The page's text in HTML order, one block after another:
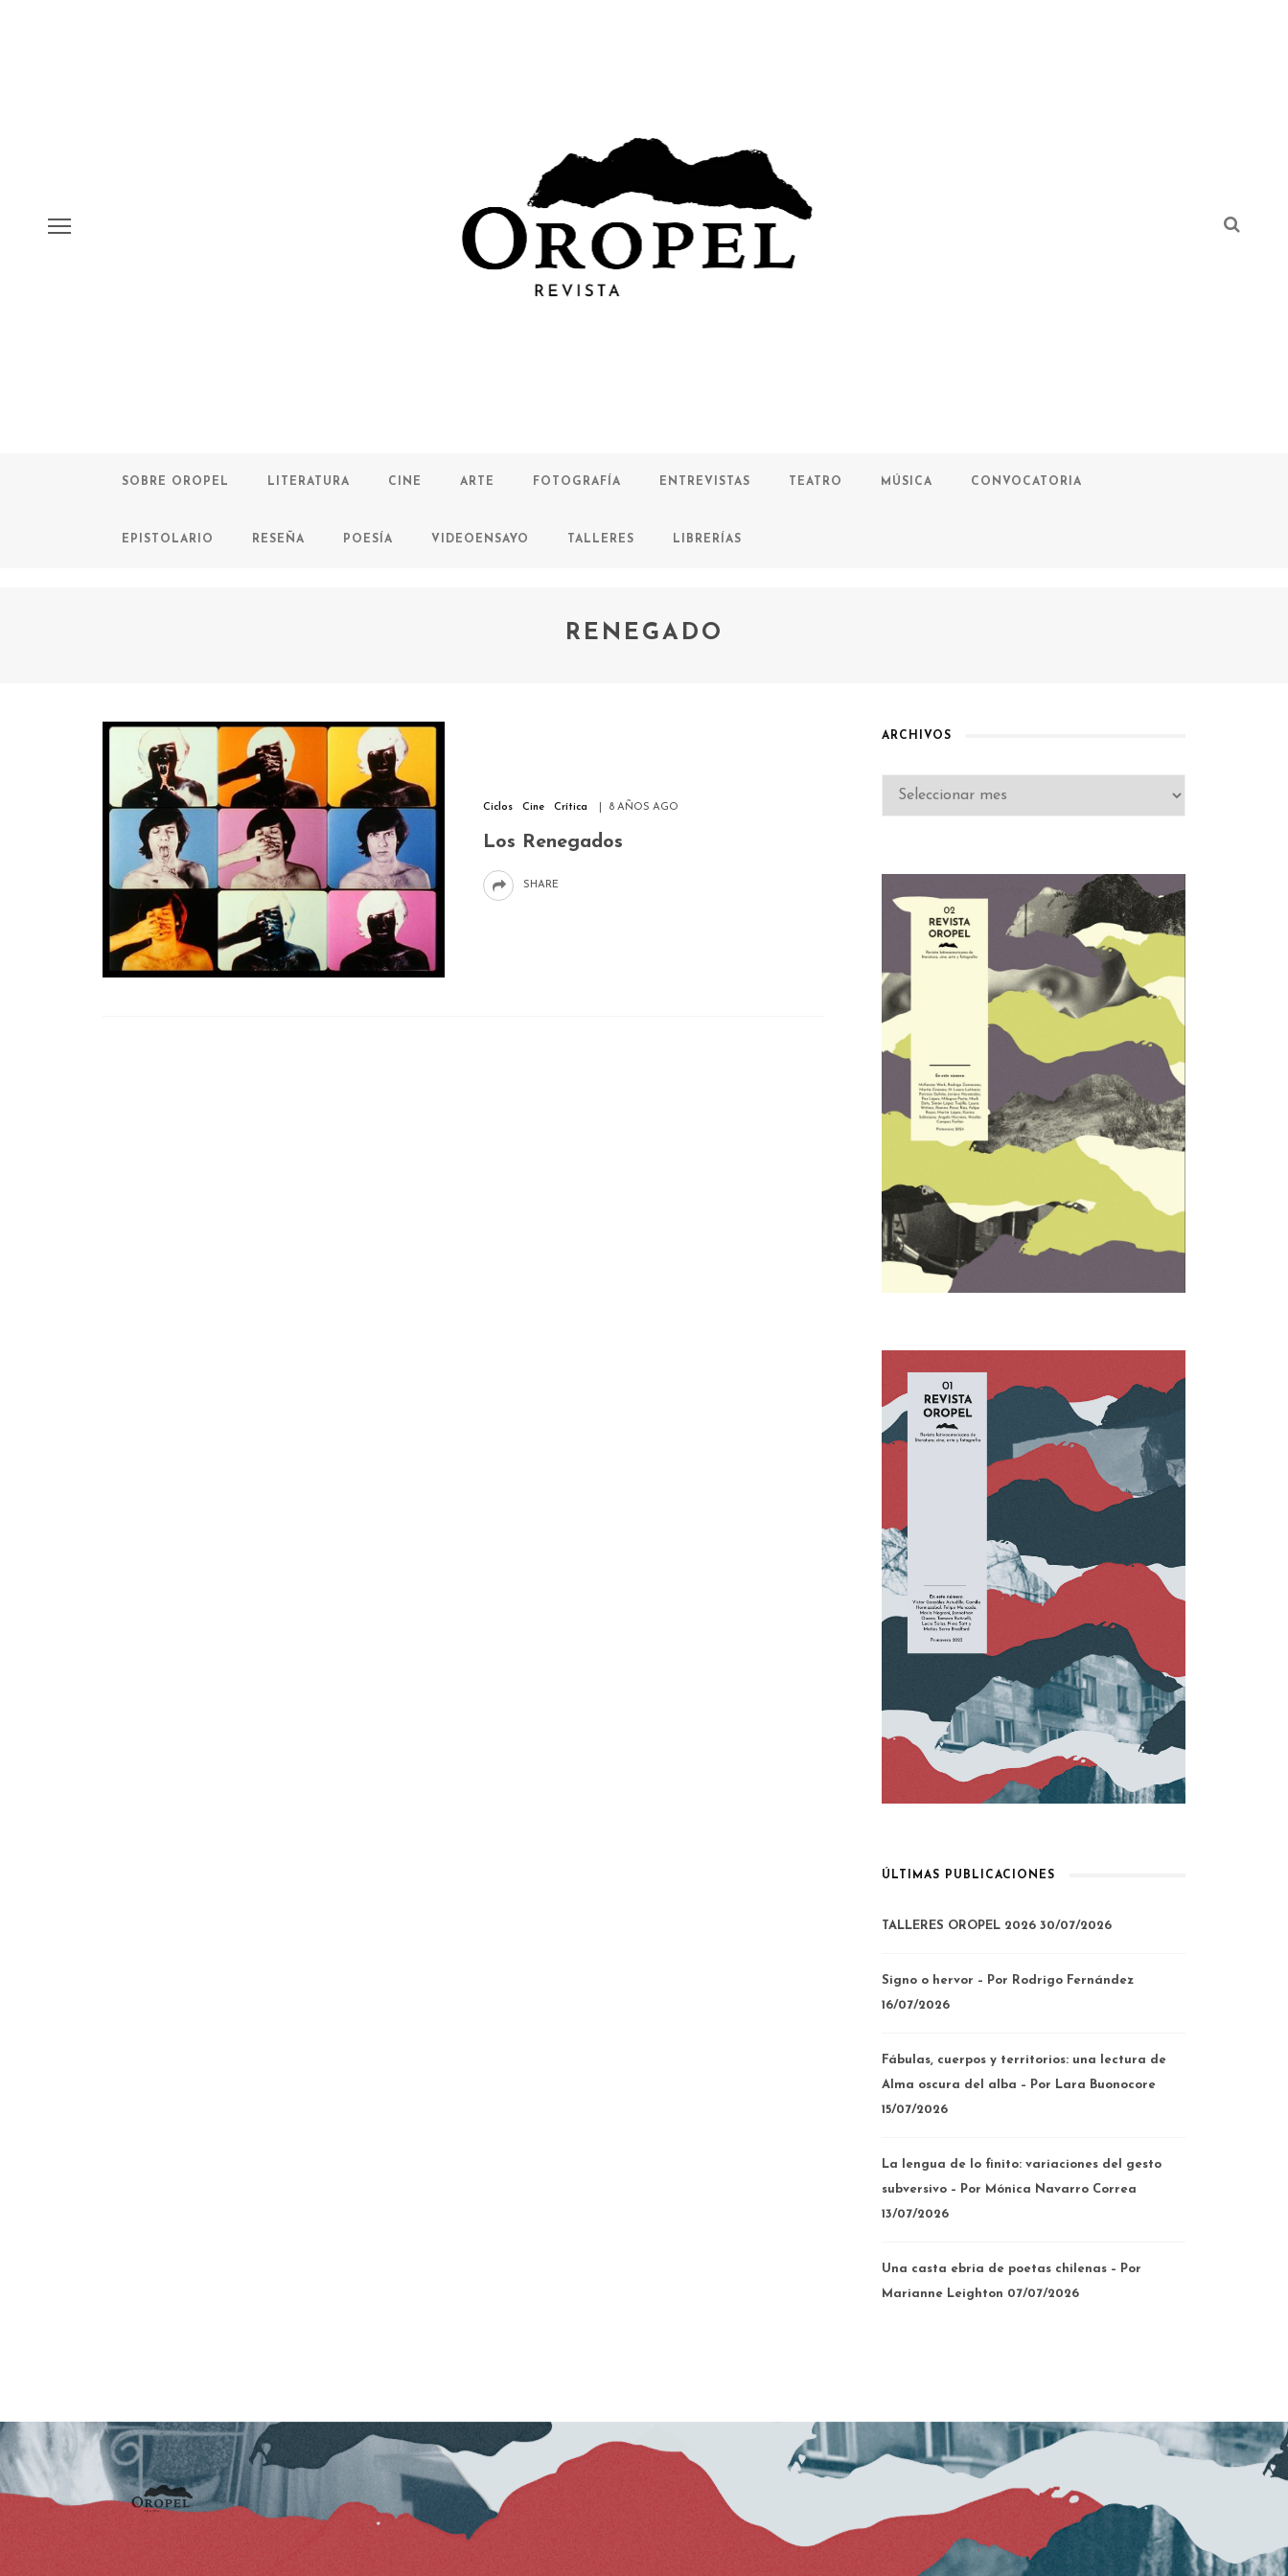
SOBRE OROPEL LITERATURA CINE ARTE FOTOGRAFÍA ENTREVISTAS TEATRO MÚSICA CONVOCATORIA
EPISTOLARIO RESEÑA POESÍA VIDEOENSAYO TALLERES LIBRERÍAS
RENEGADO
Ciclos Cine Crítica 8 AÑOS AGO
Los Renegados
SHARE
ARCHIVOS
ÚLTIMAS PUBLICACIONES
TALLERES OROPEL 2026 30/07/2026
Signo o hervor – Por Rodrigo Fernández
16/07/2026
Fábulas, cuerpos y territorios: una lectura de
Alma oscura del alba – Por Lara Buonocore
15/07/2026
La lengua de lo finito: variaciones del gesto
subversivo – Por Mónica Navarro Correa
13/07/2026
Una casta ebria de poetas chilenas – Por
Marianne Leighton 07/07/2026